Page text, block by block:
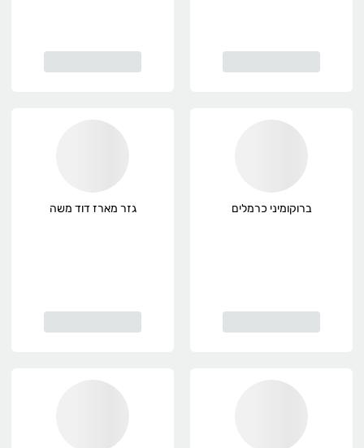
ברוקומיני כרמלים גזר מארז דוד משה